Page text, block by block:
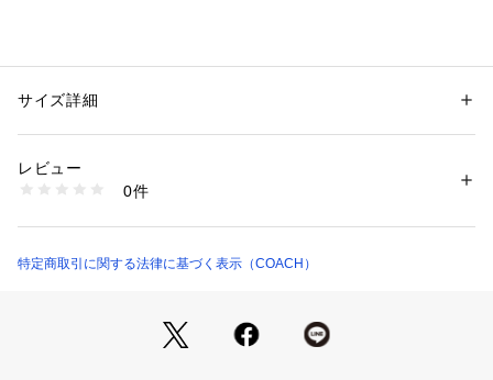
・ 外側にポケット
・ 取り外し可能ストラップ、肩から本体までの長さ54.5cm
（肩掛け＆斜め掛けの2WAY仕様）
・ コーチ長財布収納可能
性別：レディース
商品番号：
CT851#QBBK （ショップ）
サイズ詳細
レビュー
0件
特定商取引に関する法律に基づく表示（COACH）